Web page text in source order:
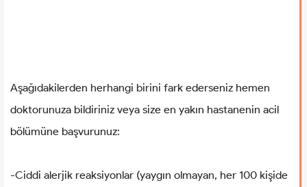
Aşağıdakilerden herhangi birini fark ederseniz hemen
doktorunuza bildiriniz veya size en yakın hastanenin acil
bölümüne başvurunuz:
-Ciddi alerjik reaksiyonlar (yaygın olmayan, her 100 kişide